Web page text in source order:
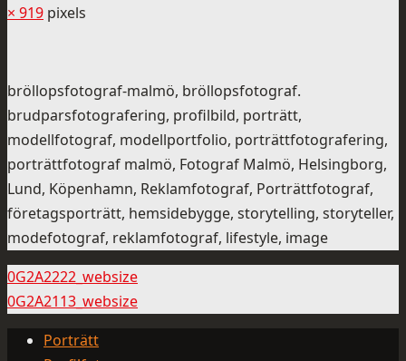
× 919 pixels
bröllopsfotograf-malmö, bröllopsfotograf.
brudparsfotografering, profilbild, porträtt,
modellfotograf, modellportfolio, porträttfotografering,
porträttfotograf malmö, Fotograf Malmö, Helsingborg,
Lund, Köpenhamn, Reklamfotograf, Porträttfotograf,
företagsporträtt, hemsidebygge, storytelling, storyteller,
modefotograf, reklamfotograf, lifestyle, image
0G2A2222_websize
0G2A2113_websize
Porträtt